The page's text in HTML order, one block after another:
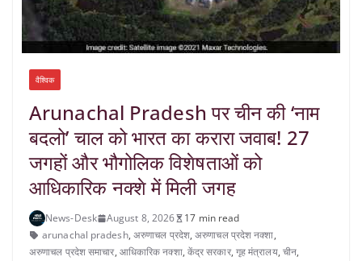
वैश्विक
Arunachal Pradesh पर चीन की ‘नाम
बदलो’ चाल को भारत का करारा जवाब! 27
जगहों और भौगोलिक विशेषताओं को
आधिकारिक नक्शे में मिली जगह
News-Desk August 8, 2026
17 min read
arunachal pradesh, अरुणाचल प्रदेश,अरुणाचल प्रदेश नक्शा,
अरुणाचल प्रदेश समाचार, आधिकारिक नक्शा, केंद्र सरकार, गृह मंत्रालय, चीन,